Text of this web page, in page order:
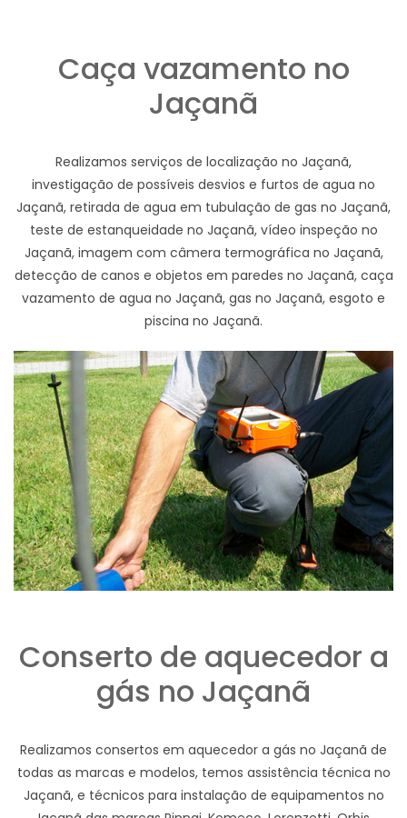
Caça vazamento no
Jaçanã
Realizamos serviços de localização no Jaçanã,
investigação de possíveis desvios e furtos de agua no
Jaçanã, retirada de agua em tubulação de gas no Jaçanã,
teste de estanqueidade no Jaçanã, vídeo inspeção no
Jaçanã, imagem com câmera termográfica no Jaçanã,
detecção de canos e objetos em paredes no Jaçanã, caça
vazamento de agua no Jaçanã, gas no Jaçanã, esgoto e
piscina no Jaçanã.
Conserto de aquecedor a
gás no Jaçanã
Realizamos consertos em aquecedor a gás no Jaçanã de
todas as marcas e modelos, temos assistência técnica no
Jaçanã, e técnicos para instalação de equipamentos no